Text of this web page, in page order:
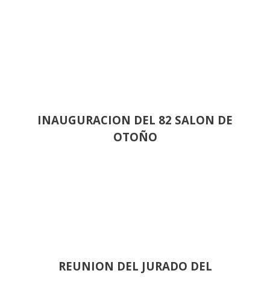
INAUGURACION DEL 82 SALON DE
OTOÑO
REUNION DEL JURADO DEL